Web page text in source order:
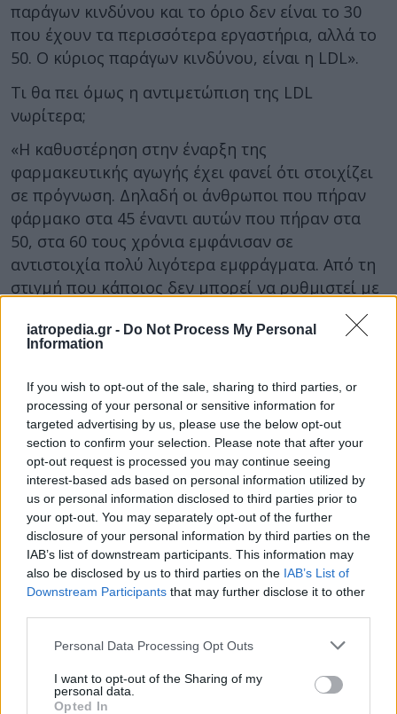
iatropedia.gr - Do Not Process My Personal
Information
If you wish to opt-out of the sale, sharing to third parties, or
processing of your personal or sensitive information for
targeted advertising by us, please use the below opt-out
section to confirm your selection. Please note that after your
opt-out request is processed you may continue seeing
interest-based ads based on personal information utilized by
us or personal information disclosed to third parties prior to
your opt-out. You may separately opt-out of the further
disclosure of your personal information by third parties on the
IAB’s list of downstream participants. This information may
also be disclosed by us to third parties on the IAB’s List of
Downstream Participants that may further disclose it to other
Personal Data Processing Opt Outs
I want to opt-out of the Sharing of my
personal data.
Opted In
παράγων κινδύνου και το όριο δεν είναι το 30
που έχουν τα περισσότερα εργαστήρια, αλλά το
50. Ο κύριος παράγων κινδύνου, είναι η LDL».
Τι θα πει όμως η αντιμετώπιση της LDL
νωρίτερα;
«Η καθυστέρηση στην έναρξη της
φαρμακευτικής αγωγής έχει φανεί ότι στοιχίζει
σε πρόγνωση. Δηλαδή οι άνθρωποι που πήραν
φάρμακο στα 45 έναντι αυτών που πήραν στα
50, στα 60 τους χρόνια εμφάνισαν σε
αντιστοιχία πολύ λιγότερα εμφράγματα. Από τη
στιγμή που κάποιος δεν μπορεί να ρυθμιστεί με
καθυστερεί την έναρξη της αγωγής».
καρδιολογικά συμβάματα πχ έμφραγμα, ο
κύριος Ρίχτερ παρατηρεί ότι υπάρχει μια πολύ
μεγάλη παρεξήγηση: «Έρχονται άνθρωποι
πανικοβλημένοι και μας λένε ότι επειδή οι
γονείς τους έπαθαν έμφραγμα στα 70 ή τα 80,
υπάρχει κληρονομικότητα. Αυτό είναι λάθος. Κι
αυτό γιατί εμείς θεωρούμε ότι υπάρχει
κληρονομικότητα στους άντρες στα 55 και στις
γυναίκες έως τα 60. Πχ να έχει πάθει έμφραγμα
ένας πατέρας μέχρι τα 55, ή μία μητέρα έως την
ηλικία των 60.
Φωτογραφία:iStock
ΔΙΑΒΑΣΤΕ ΕΠΙΣΗΣ: